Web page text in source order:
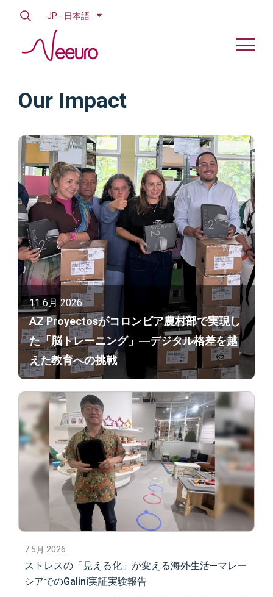
JP - 日本語
Our Impact
11 6月 2026
AZ Proyectosがコロンビア農村部で実現し
た「脳トレーニング」―デジタル格差を越
えた教育への挑戦
7 5月 2026
ストレスの「見える化」が変える海外生活—マレー
シアでのGalini実証実験報告